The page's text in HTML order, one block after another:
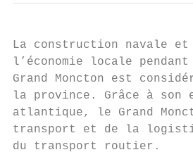
La construction navale
l’économie locale
Grand Moncton est
la province. Grâce à son
atlantique, le Grand
transport et de la
du transport routier.